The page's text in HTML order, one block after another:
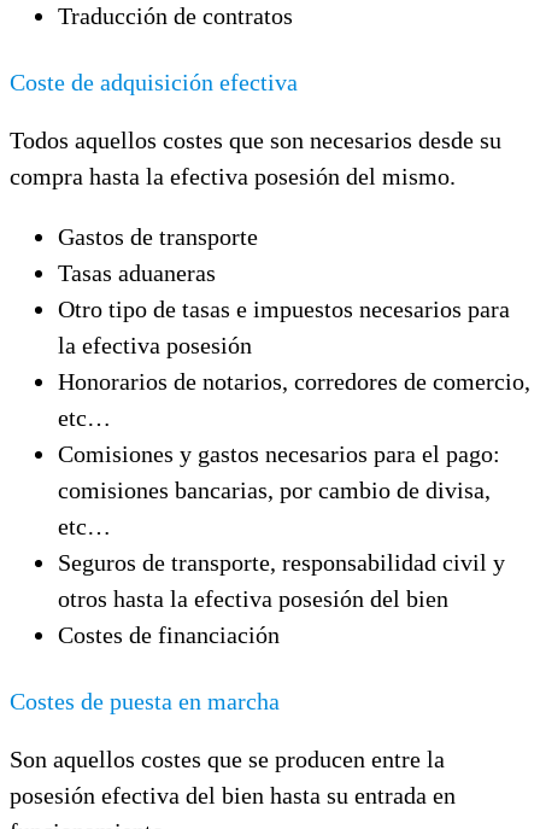
Traducción de contratos
Coste de adquisición efectiva
Todos aquellos costes que son necesarios desde su
compra hasta la efectiva posesión del mismo.
Gastos de transporte
Tasas aduaneras
Otro tipo de tasas e impuestos necesarios para
la efectiva posesión
Honorarios de notarios, corredores de comercio,
etc…
Comisiones y gastos necesarios para el pago:
comisiones bancarias, por cambio de divisa,
etc…
Seguros de transporte, responsabilidad civil y
otros hasta la efectiva posesión del bien
Costes de financiación
Costes de puesta en marcha
Son aquellos costes que se producen entre la
posesión efectiva del bien hasta su entrada en